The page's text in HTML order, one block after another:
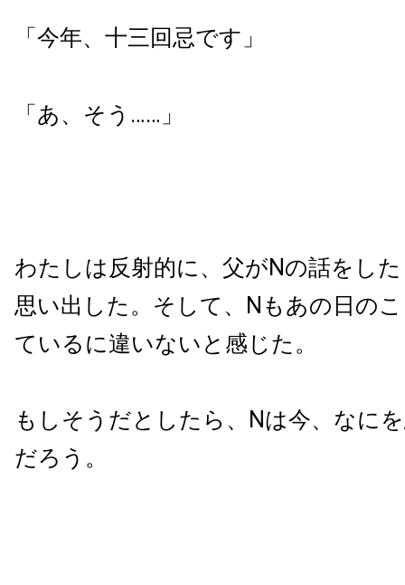
「今年、十三回忌です」
「あ、そう……」
わたしは反射的に、父がNの話をし
思い出した。そして、Nもあの日の
ているに違いないと感じた。
もしそうだとしたら、Nは今、なに
だろう。